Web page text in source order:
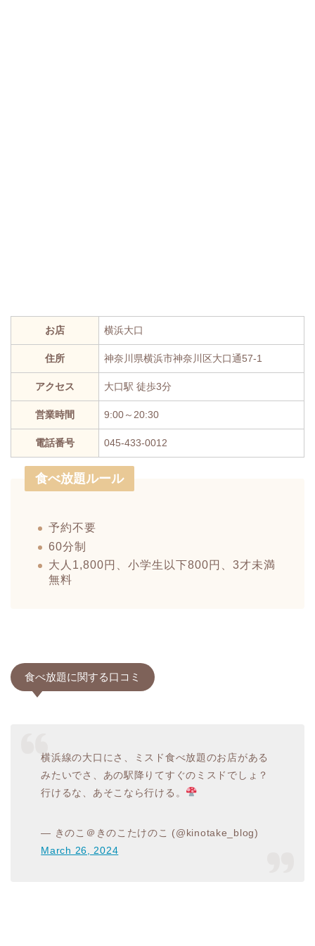
お店 横浜大口
住所 神奈川県横浜市神奈川区大口通57-1
アクセス 大口駅 徒歩3分
営業時間 9:00～20:30
電話番号 045-433-0012
食べ放題ルール
予約不要
60分制
大人1,800円、小学生以下800円、3才未満
無料
食べ放題に関する口コミ
横浜線の大口にさ、ミスド食べ放題のお店がある
みたいでさ、あの駅降りてすぐのミスドでしょ？
行けるな、あそこなら行ける。
— きのこ＠きのこたけのこ (@kinotake_blog)
March 26, 2024